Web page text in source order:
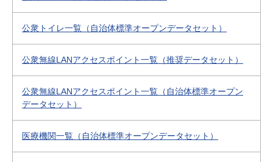
公衆トイレ一覧（自治体標準オープンデータセット）
公衆無線LANアクセスポイント一覧（推奨データセット）
公衆無線LANアクセスポイント一覧（自治体標準オープン
データセット）
医療機関一覧（自治体標準オープンデータセット）